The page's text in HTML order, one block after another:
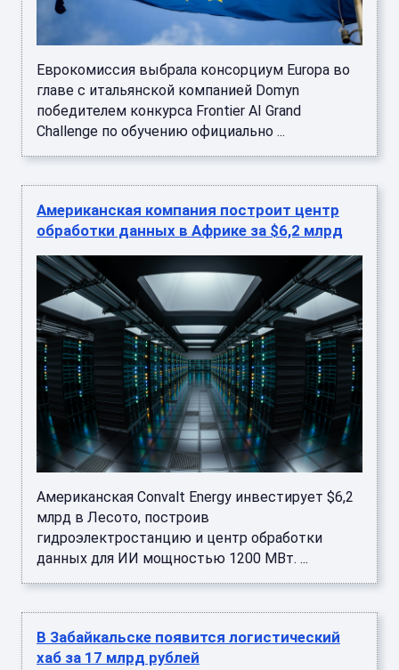
Еврокомиссия выбрала консорциум Europa во
главе с итальянской компанией Domyn
победителем конкурса Frontier AI Grand
Challenge по обучению официально ...
Американская компания построит центр
обработки данных в Африке за $6,2 млрд
Американская Convalt Energy инвестирует $6,2
млрд в Лесото, построив
гидроэлектростанцию и центр обработки
данных для ИИ мощностью 1200 МВт. ...
В Забайкальске появится логистический
хаб за 17 млрд рублей